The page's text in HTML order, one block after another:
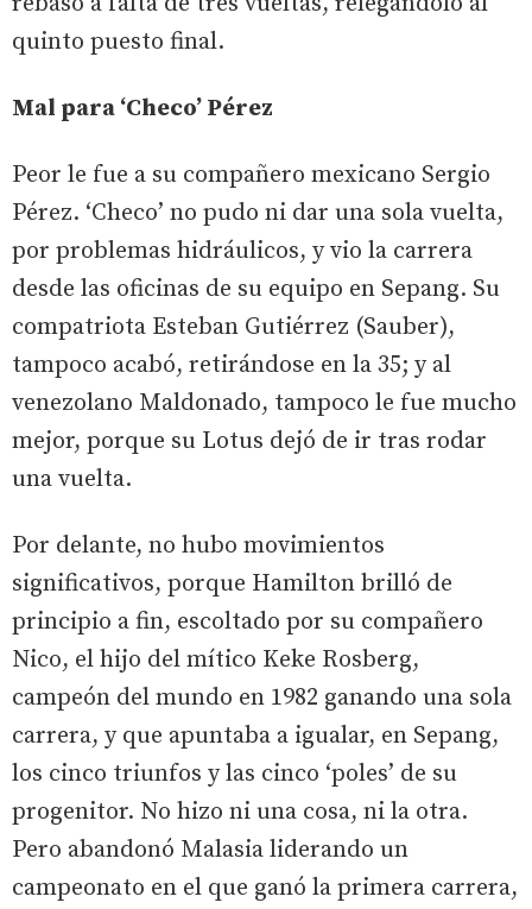
quinto puesto final.
Mal para ‘Checo’ Pérez
Peor le fue a su compañero mexicano Sergio
Pérez. ‘Checo’ no pudo ni dar una sola vuelta,
por problemas hidráulicos, y vio la carrera
desde las oficinas de su equipo en Sepang. Su
compatriota Esteban Gutiérrez (Sauber),
tampoco acabó, retirándose en la 35; y al
venezolano Maldonado, tampoco le fue mucho
mejor, porque su Lotus dejó de ir tras rodar
una vuelta.
Por delante, no hubo movimientos
significativos, porque Hamilton brilló de
principio a fin, escoltado por su compañero
Nico, el hijo del mítico Keke Rosberg,
campeón del mundo en 1982 ganando una sola
carrera, y que apuntaba a igualar, en Sepang,
los cinco triunfos y las cinco ‘poles’ de su
progenitor. No hizo ni una cosa, ni la otra.
Pero abandonó Malasia liderando un
campeonato en el que ganó la primera carrera,